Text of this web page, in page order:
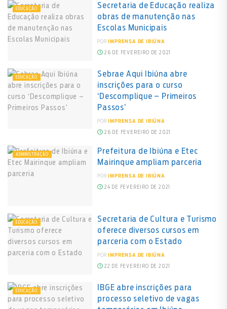
EDUCAÇÃO
Secretaria de Educação realiza
obras de manutenção nas
Escolas Municipais
POR IMPRENSA DE IBIÚNA
26 DE FEVEREIRO DE 2021
EDUCAÇÃO
Sebrae Aqui Ibiúna abre
inscrições para o curso
‘Descomplique – Primeiros
Passos’
POR IMPRENSA DE IBIÚNA
26 DE FEVEREIRO DE 2021
ADMINISTRAÇÃO
Prefeitura de Ibiúna e Etec
Mairinque ampliam parceria
POR IMPRENSA DE IBIÚNA
24 DE FEVEREIRO DE 2021
EDUCAÇÃO
Secretaria de Cultura e Turismo
oferece diversos cursos em
parceria com o Estado
POR IMPRENSA DE IBIÚNA
22 DE FEVEREIRO DE 2021
EDUCAÇÃO
IBGE abre inscrições para
processo seletivo de vagas